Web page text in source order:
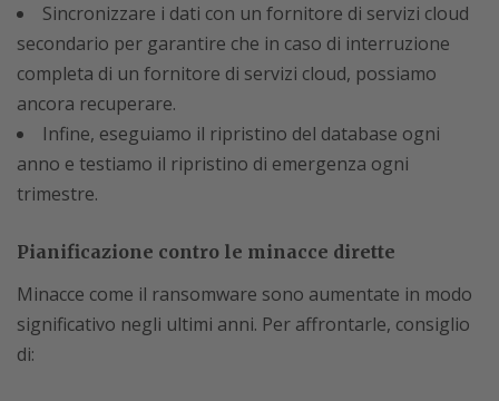
Sincronizzare i dati con un fornitore di servizi cloud
secondario per garantire che in caso di interruzione
completa di un fornitore di servizi cloud, possiamo
ancora recuperare.
Infine, eseguiamo il ripristino del database ogni
anno e testiamo il ripristino di emergenza ogni
trimestre.
Pianificazione contro le minacce dirette
Minacce come il ransomware sono aumentate in modo
significativo negli ultimi anni. Per affrontarle, consiglio
di: